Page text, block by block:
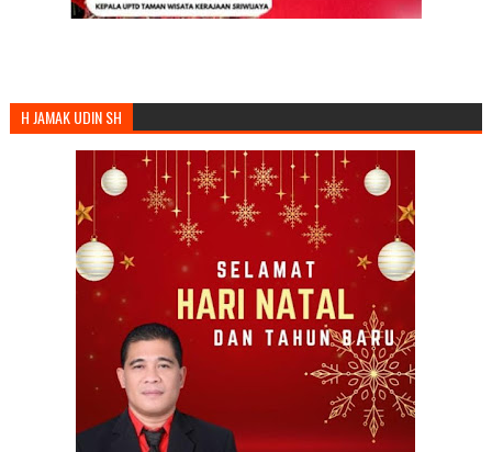
H JAMAK UDIN SH